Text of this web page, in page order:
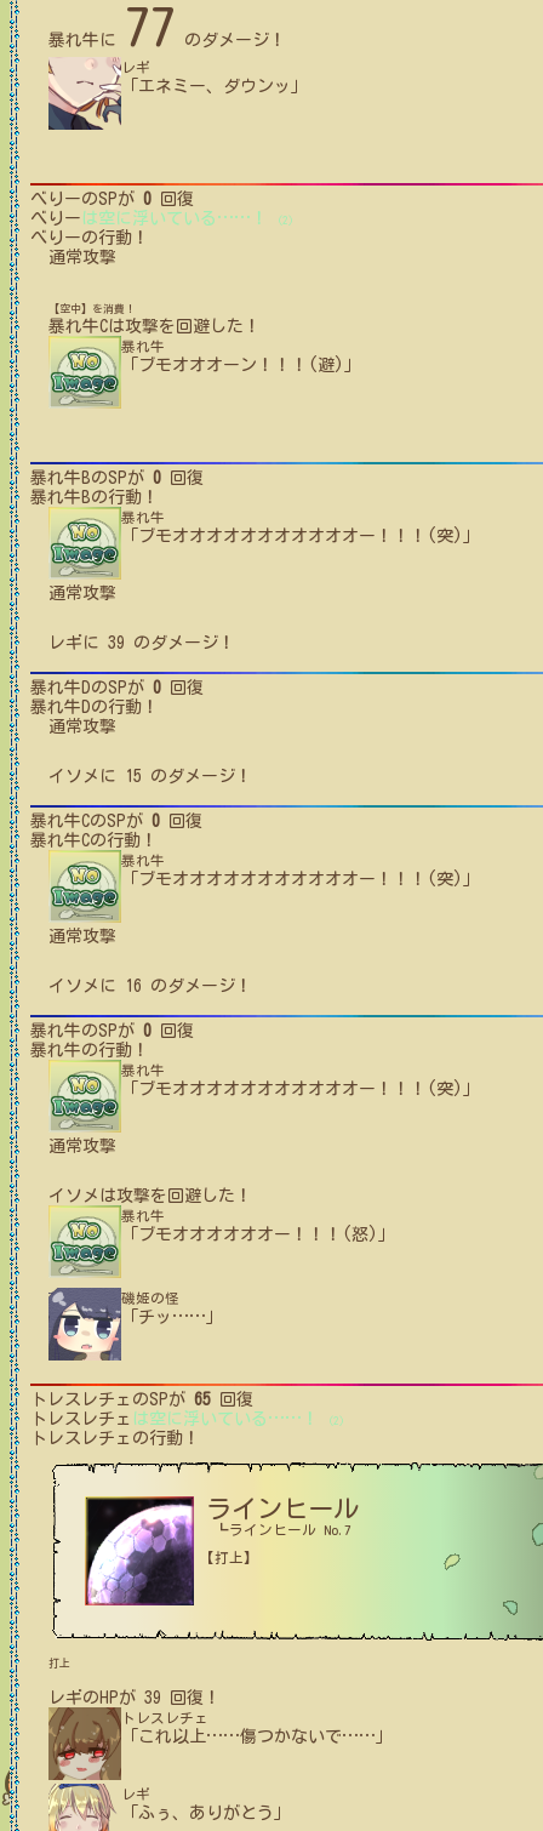
暴れ牛 に 77 のダメージ！
レギ
「エネミー、ダウンッ」
べりーのSPが 0 回復
べりー は空に浮いている …… ！ (2)
べりーの行動！
通常攻撃
【空中】を消費！
暴れ牛Cは攻撃を回避した！
暴れ牛
「ブモオオオーン！！！(避)」
暴れ牛BのSPが 0 回復
暴れ牛Bの行動！
暴れ牛
「ブモオオオオオオオオオオオー！！！(突)」
通常攻撃
レギ に 39 のダメージ！
暴れ牛DのSPが 0 回復
暴れ牛Dの行動！
通常攻撃
イソメ に 15 のダメージ！
暴れ牛CのSPが 0 回復
暴れ牛Cの行動！
暴れ牛
「ブモオオオオオオオオオオオー！！！(突)」
通常攻撃
イソメ に 16 のダメージ！
暴れ牛のSPが 0 回復
暴れ牛の行動！
暴れ牛
「ブモオオオオオオオオオオオー！！！(突)」
通常攻撃
イソメ は攻撃を回避した！
暴れ牛
「ブモオオオオオオー！！！(怒)」
磯姫の怪
「チッ ……
トレスレチェ のSPが 65 回復
トレスレチェ は空に浮いている …… ！ (2)
トレスレチェ の行動！
ラインヒール
┗ラインヒール No.7
【打上】
打上
レギの HPが 39 回復！
トレスレチェ
「これ以上……傷つかないで……
レギ
「ふぅ、ありがとう」